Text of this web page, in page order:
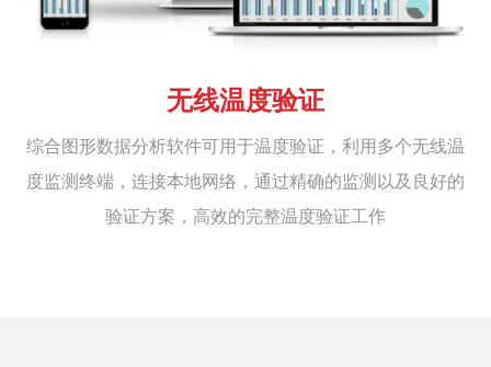
无线温度验证
综合图形数据分析软件可用于温度验证，利用多个无线温
度监测终端，连接本地网络，通过精确的监测以及良好的
验证方案，高效的完整温度验证工作